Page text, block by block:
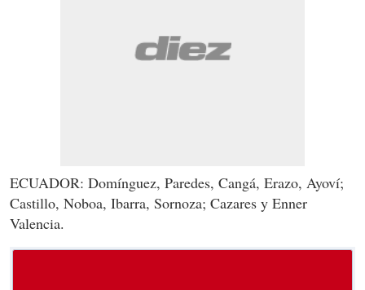
ECUADOR: Domínguez, Paredes, Cangá, Erazo, Ayoví;
Castillo, Noboa, Ibarra, Sornoza; Cazares y Enner
Valencia.